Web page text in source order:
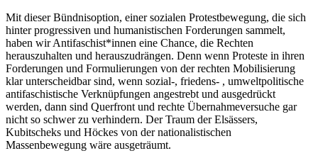
Mit dieser Bündnisoption, einer sozialen Protestbewegung, die sich
hinter progressiven und humanistischen Forderungen sammelt,
haben wir Antifaschist*innen eine Chance, die Rechten
herauszuhalten und herauszudrängen. Denn wenn Proteste in ihren
Forderungen und Formulierungen von der rechten Mobilisierung
klar unterscheidbar sind, wenn sozial-, friedens- , umweltpolitische
antifaschistische Verknüpfungen angestrebt und ausgedrückt
werden, dann sind Querfront und rechte Übernahmeversuche gar
nicht so schwer zu verhindern. Der Traum der Elsässers,
Kubitscheks und Höckes von der nationalistischen
Massenbewegung wäre ausgeträumt.